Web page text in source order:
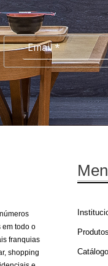
em todo o
franquias
shopping
Produtos